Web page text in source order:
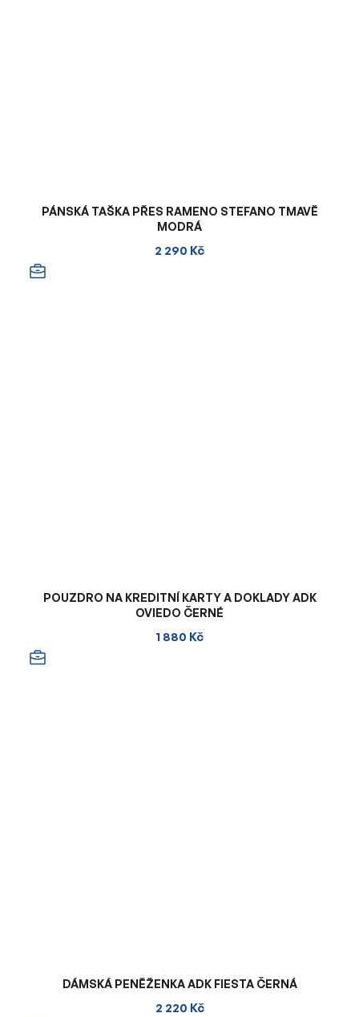
PÁNSKÁ TAŠKA PŘES RAMENO STEFANO TMAVĚ
MODRÁ
2 290 Kč
POUZDRO NA KREDITNÍ KARTY A DOKLADY ADK
OVIEDO ČERNÉ
1 880 Kč
DÁMSKÁ PENĚŽENKA ADK FIESTA ČERNÁ
2 220 Kč